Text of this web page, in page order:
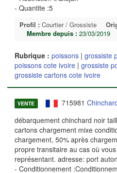
- Quantite :5
Profil : Courtier / Grossiste
Membre depuis : 23/03/2019
Rubrique : poissons | grossiste
poissons cote ivoire | grossiste
grossiste cartons cote ivoire
VENTE 715981
débarquement chinchard noir
cartons chargement mixe
chargement, 50% après
propre transitaire au cas où
représentant. adresse: port
- Conditionnement